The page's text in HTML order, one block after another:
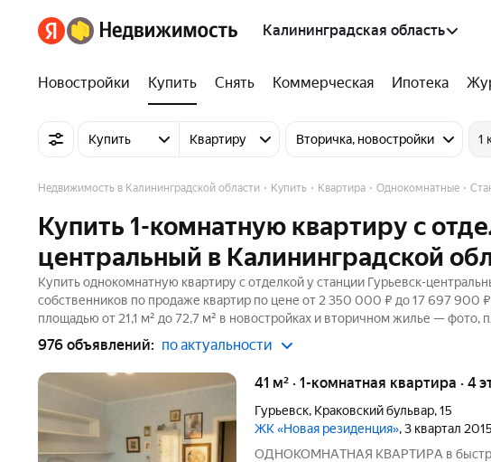
Калининградская область
Новостройки Купить Снять Коммерческая Ипотека
Купить Квартиру Вторичка, новостройки 1
Недвижимость в Калининградской области Купить Квартира Однокомнатные
Купить 1-комнатную квартиру с
центральный в Калининградской
Купить однокомнатную квартиру с отделкой у станции Гурьевск-
собственников по продаже квартир по цене от 2 350 000 ₽ до 17 697
площадью от 21,1 м² до 72,7 м² в новостройках и вторичном жилье — фото,
976 объявлений: по актуальности
41 м² · 1-комнатная квартира · 4
Гурьевск, Краковский бульвар,15
ЖК «Новая резиденция», 3 квартал 2015
ОДНОКОМHAТНАЯ КВAРTИРA в